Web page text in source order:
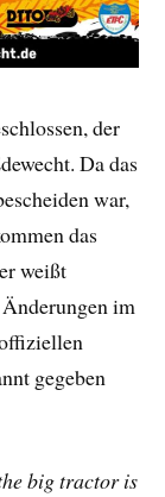
der
Da das
war,
das
weißt
im
gegeben
big tractor is